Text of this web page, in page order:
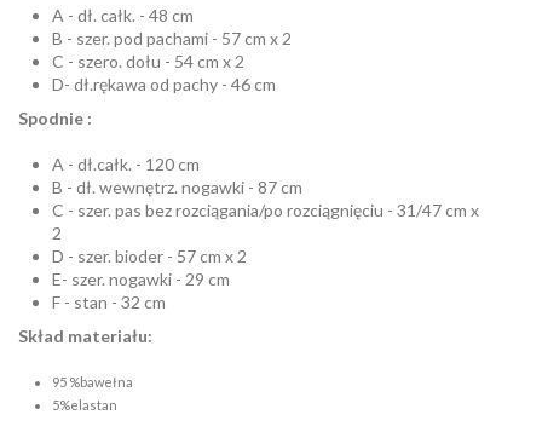
A - dł. całk. - 48 cm
B - szer. pod pachami - 57 cm x 2
C - szero. dołu - 54 cm x 2
D- dł.rękawa od pachy - 46 cm
Spodnie :
A - dł.całk. - 120 cm
B - dł. wewnętrz. nogawki - 87 cm
C - szer. pas bez rozciągania/po rozciągnięciu - 31/47 cm x
2
D - szer. bioder - 57 cm x 2
E- szer. nogawki - 29 cm
F - stan - 32 cm
Skład materiału:
95 %bawełna
5%elastan